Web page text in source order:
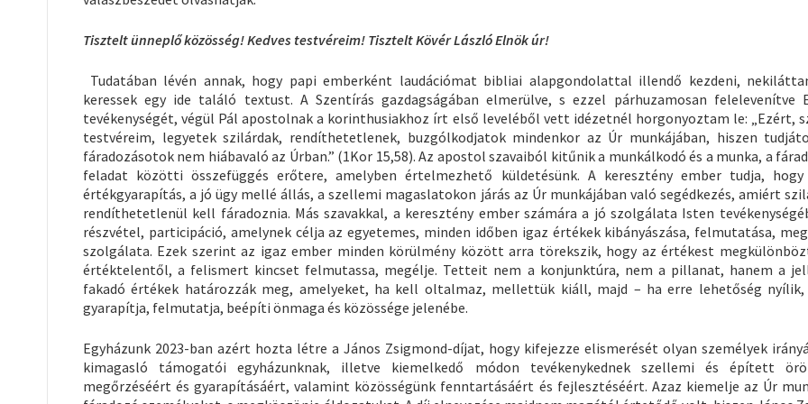
Tisztelt ünneplő közösség! Kedves testvéreim! Tisztelt Kövér László Elnök úr!
Tudatában lévén annak, hogy papi emberként laudációmat bibliai alapgondolattal illendő kezdeni,
keressek egy ide találó textust. A Szentírás gazdagságában elmerülve, s ezzel párhuzamosan felelevenítve
tevékenységét, végül Pál apostolnak a korinthusiakhoz írt első leveléből vett idézetnél horgonyoztam le: „Ezért,
testvéreim, legyetek szilárdak, rendíthetetlenek, buzgólkodjatok mindenkor az Úr munkájában, hiszen
fáradozásotok nem hiábavaló az Úrban.” (1Kor 15,58). Az apostol szavaiból kitűnik a munkálkodó és a munka, a
feladat közötti összefüggés erőtere, amelyben értelmezhető küldetésünk. A keresztény ember tudja, hogy
értékgyarapítás, a jó ügy mellé állás, a szellemi magaslatokon járás az Úr munkájában való segédkezés, amiért
rendíthetetlenül kell fáradoznia. Más szavakkal, a keresztény ember számára a jó szolgálata Isten
részvétel, participáció, amelynek célja az egyetemes, minden időben igaz értékek kibányászása, felmutatása,
szolgálata. Ezek szerint az igaz ember minden körülmény között arra törekszik, hogy az értékest
értéktelentől, a felismert kincset felmutassa, megélje. Tetteit nem a konjunktúra, nem a pillanat, hanem a
fakadó értékek határozzák meg, amelyeket, ha kell oltalmaz, mellettük kiáll, majd – ha erre lehetőség
gyarapítja, felmutatja, beépíti önmaga és közössége jelenébe.
Egyházunk 2023-ban azért hozta létre a János Zsigmond-díjat, hogy kifejezze elismerését olyan személyek
kimagasló támogatói egyházunknak, illetve kiemelkedő módon tevékenykednek szellemi és épített
megőrzéséért és gyarapításáért, valamint közösségünk fenntartásáért és fejlesztéséért. Azaz kiemelje az Úr